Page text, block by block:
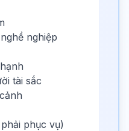
nghiệp
tài sắc
phục vụ)